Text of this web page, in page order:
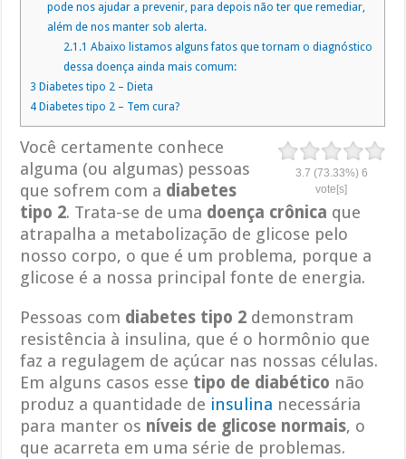
pode nos ajudar a prevenir, para depois não ter que remediar,
além de nos manter sob alerta.
2.1.1 Abaixo listamos alguns fatos que tornam o diagnóstico
dessa doença ainda mais comum:
3 Diabetes tipo 2 – Dieta
4 Diabetes tipo 2 – Tem cura?
3.7 (73.33%) 6
vote[s]
Você certamente conhece
alguma (ou algumas) pessoas
que sofrem com a diabetes
tipo 2. Trata-se de uma doença crônica que
atrapalha a metabolização de glicose pelo
nosso corpo, o que é um problema, porque a
glicose é a nossa principal fonte de energia.
Pessoas com diabetes tipo 2 demonstram
resistência à insulina, que é o hormônio que
faz a regulagem de açúcar nas nossas células.
Em alguns casos esse tipo de diabético não
produz a quantidade de insulina necessária
para manter os níveis de glicose normais, o
que acarreta em uma série de problemas.